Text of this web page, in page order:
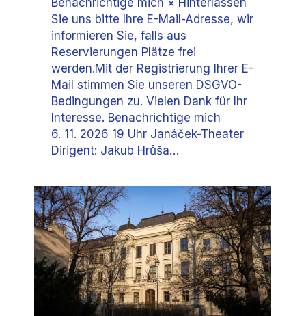
Sie uns bitte Ihre E-Mail-Adresse, wir
informieren Sie, falls aus
Reservierungen Plätze frei
werden.Mit der Registrierung Ihrer E-
Mail stimmen Sie unseren DSGVO-
Bedingungen zu. Vielen Dank für Ihr
Interesse. Benachrichtige mich
6. 11. 2026 19 Uhr Janáček-Theater
Dirigent: Jakub Hrůša…